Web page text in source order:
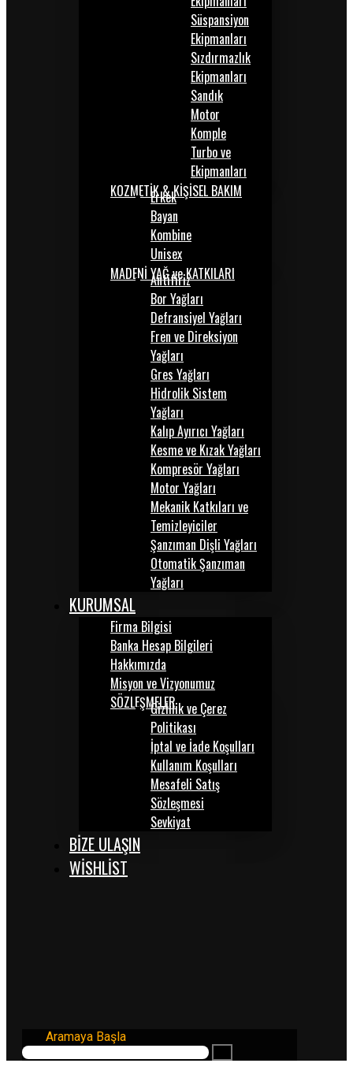
Süspansiyon
Ekipmanları
Sızdırmazlık
Ekipmanları
Sandık
Motor
Komple
Turbo ve
Ekipmanları
KOZMETİK & KİŞİSEL BAKIM
Erkek
Bayan
Kombine
Unisex
MADENİ YAĞ ve KATKILARI
Antifiriz
Bor Yağları
Defransiyel Yağları
Fren ve Direksiyon
Yağları
Gres Yağları
Hidrolik Sistem
Yağları
Kalıp Ayırıcı Yağları
Kesme ve Kızak Yağları
Kompresör Yağları
Motor Yağları
Mekanik Katkıları ve
Temizleyiciler
Şanzıman Dişli Yağları
Otomatik Şanzıman
Yağları
KURUMSAL
Firma Bilgisi
Banka Hesap Bilgileri
Hakkımızda
Misyon ve Vizyonumuz
SÖZLEŞMELERGizlilik ve Çerez
Politikası
İptal ve İade Koşulları
Kullanım Koşulları
Mesafeli Satış
Sözleşmesi
Sevkiyat
BİZE ULAŞIN
WISHLIST
Aramaya Başla